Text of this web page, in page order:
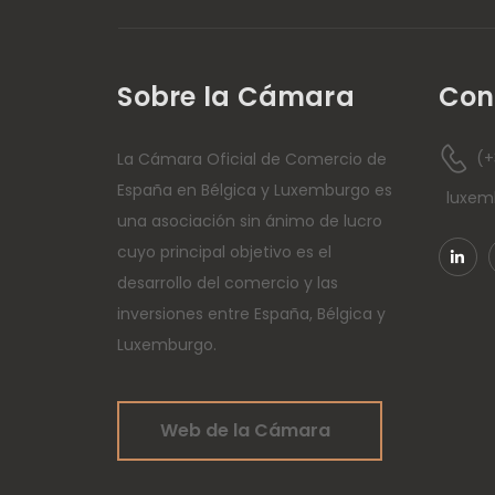
Suiza – Italia»
Sobre la Cámara
La Cámara Oficial de Comercio de
España en Bélgica y Luxemburgo es
una asociación sin ánimo de lucro
cuyo principal objetivo es el
desarrollo del comercio y las
inversiones entre España, Bélgica y
Luxemburgo.
Web de la Cámara